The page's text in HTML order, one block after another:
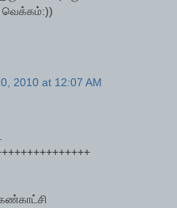
வெக்கம்:))
2010 at 12:07 AM